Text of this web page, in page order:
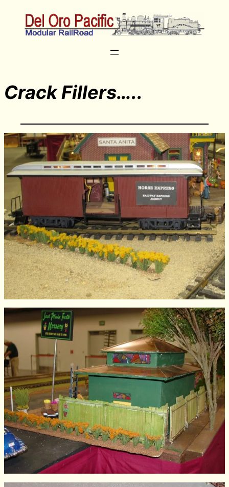
Crack Fillers…..